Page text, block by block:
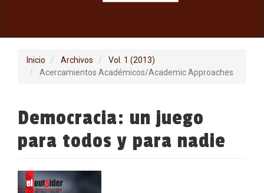
Inicio Archivos
Vol. 1 (2013)
Acercamientos Académicos/Academic Approaches
Democracia: un juego
para todos y para nadie
Barra